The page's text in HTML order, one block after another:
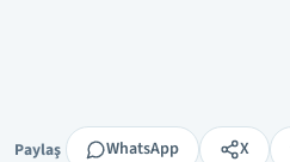
Paylaş
Paylaş WhatsApp X